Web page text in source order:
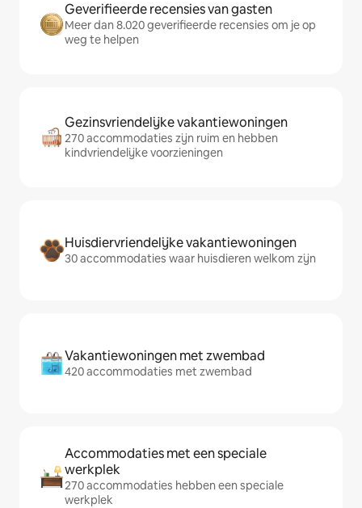
Geverifieerde recensies van gasten
Meer dan 8.020 geverifieerde recensies om je op
weg te helpen
Gezinsvriendelijke vakantiewoningen
270 accommodaties zijn ruim en hebben
kindvriendelijke voorzieningen
Huisdiervriendelijke vakantiewoningen
30 accommodaties waar huisdieren welkom zijn
Vakantiewoningen met zwembad
420 accommodaties met zwembad
Accommodaties met een speciale
werkplek
270 accommodaties hebben een speciale
werkplek